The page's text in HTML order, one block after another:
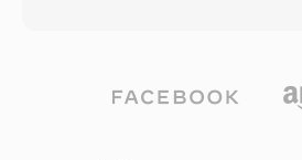
phương tiện trực tuyến. Bộ
luồng đồng bộ, bao gồm video,
hoặc VP6 cùng với âm thanh